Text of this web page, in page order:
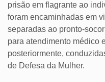
prisão em flagrante ao
foram encaminhadas em
separadas ao pronto-
para atendimento médico
posteriormente,
de Defesa da Mulher.